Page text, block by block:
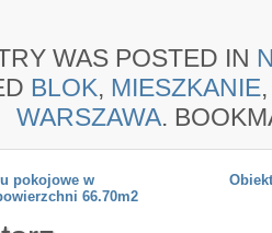
WAS POSTED IN
BLOK, MIESZKANIE
WARSZAWA.
pokojowe w
66.70m2